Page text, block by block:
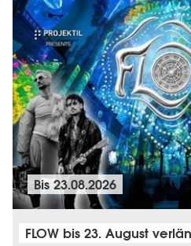
Bis23.08.2026
FLOW bis 23. August